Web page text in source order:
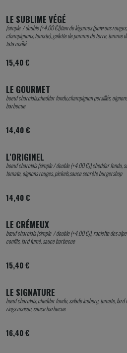
LE SUBLIME VÉGÉ
(simple / double (+4.00 €))tian de légumes (poivrons
champignons, tomate), galette de pomme de terre, tomme
tata maïté
15,40 €
LE GOURMET
boeuf charolais,cheddar fondu,champignon persillés,
barbecue
14,40 €
L'ORIGINEL
boeuf charolais (simple / double (+4.00 €)),cheddar fondu,
tomate, oignons rouges, pickels,sauce secrète burgershop
14,40 €
LE CRÉMEUX
bœuf charolais (simple / double (+4.00 €)), raclette des
confits, lard fumé, sauce barbecue
15,40 €
LE SIGNATURE
bœuf charolais, cheddar fondu, salade iceberg, tomate, lard
rings maison, sauce barbecue
16,40 €